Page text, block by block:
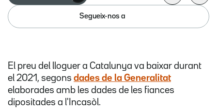
Segueix-nos a
El preu del lloguer a Catalunya va baixar durant
el 2021, segons dades de la Generalitat
elaborades amb les dades de les fiances
dipositades a l'Incasòl.